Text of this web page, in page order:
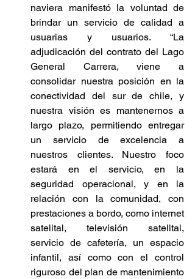
naviera manifestó la voluntad de
brindar un servicio de calidad a
usuarias y usuarios. “La
adjudicación del contrato del Lago
General Carrera, viene a
consolidar nuestra posición en la
conectividad del sur de chile, y
nuestra visión es mantenernos a
largo plazo, permitiendo entregar
un servicio de excelencia a
nuestros clientes. Nuestro foco
estará en el servicio, en la
seguridad operacional, y en la
relación con la comunidad, con
prestaciones a bordo, como internet
satelital, televisión satelital,
servicio de cafetería, un espacio
infantil, así como con el control
riguroso del plan de mantenimiento